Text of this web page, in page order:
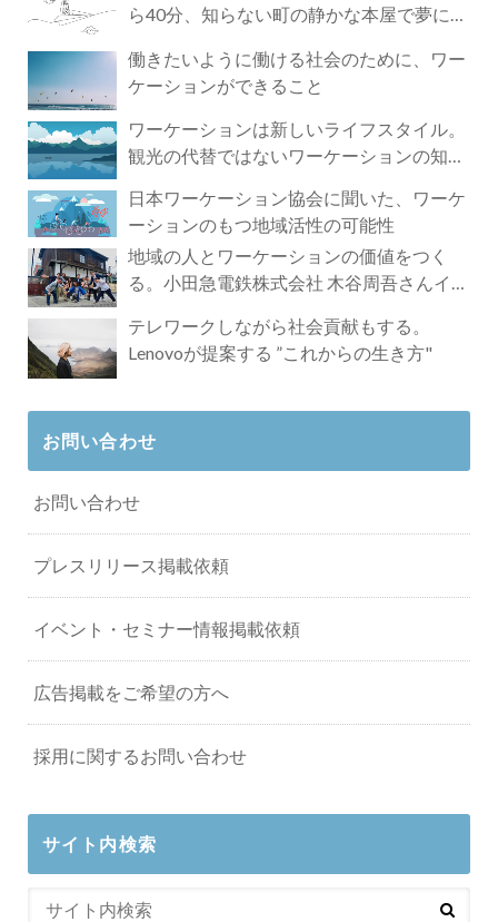
ら40分、知らない町の静かな本屋で夢に近
働きたいように働ける社会のために、ワー
ケーションができること
ワーケーションは新しいライフスタイル。
観光の代替ではないワーケーションの知ら
日本ワーケーション協会に聞いた、ワーケ
ーションのもつ地域活性の可能性
地域の人とワーケーションの価値をつく
る。小田急電鉄株式会社 木谷周吾さんイン
テレワークしながら社会貢献もする。
Lenovoが提案する ”これからの生き方"
お問い合わせ
お問い合わせ
プレスリリース掲載依頼
イベント・セミナー情報掲載依頼
広告掲載をご希望の方へ
採用に関するお問い合わせ
サイト内検索